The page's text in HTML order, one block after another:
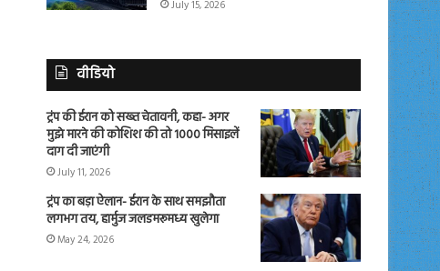
July 15, 2026
वीडियो
ट्रंप की ईरान को सख्त चेतावनी, कहा- अगर
मुझे मारने की कोशिश की तो 1000 मिसाइलें
दाग दी जाएंगी
July 11, 2026
ट्रंप का बड़ा ऐलान- ईरान के साथ समझौता
लगभग तय, हार्मुज जलडमरूमध्य खुलेगा
May 24, 2026